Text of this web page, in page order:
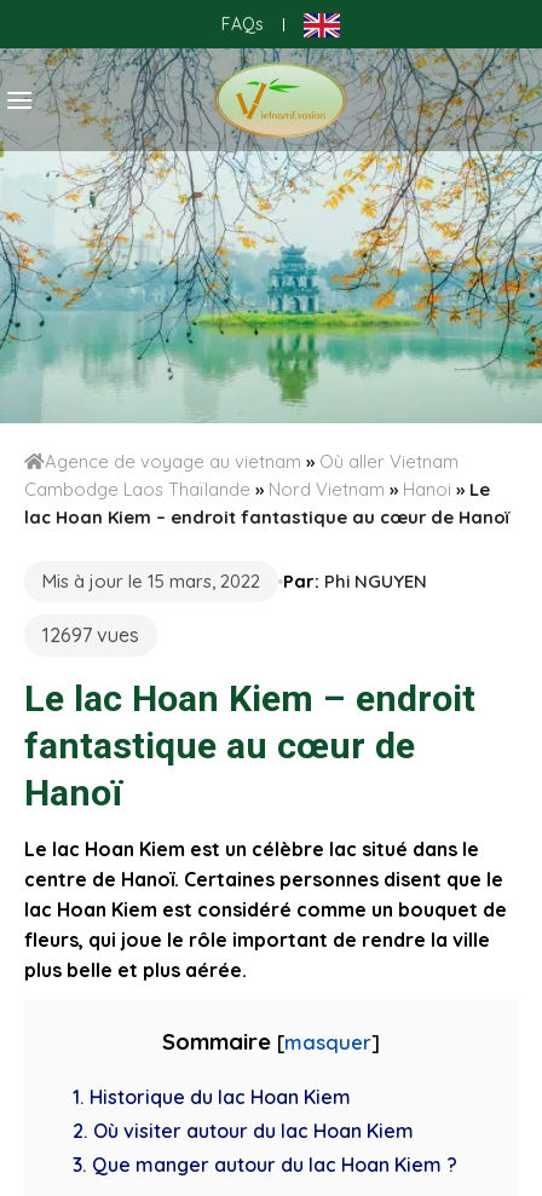
to
content
FAQs |
Agence de voyage au vietnam » Où aller Vietnam
Cambodge Laos Thaïlande » Nord Vietnam » Hanoi » Le
lac Hoan Kiem – endroit fantastique au cœur de Hanoï
Mis à jour le 15 mars, 2022 Par: Phi NGUYEN
12697 vues
Le lac Hoan Kiem – endroit
fantastique au cœur de
Hanoï
Le lac Hoan Kiem est un célèbre lac situé dans le
centre de Hanoï. Certaines personnes disent que le
lac Hoan Kiem est considéré comme un bouquet de
fleurs, qui joue le rôle important de rendre la ville
plus belle et plus aérée.
Sommaire [masquer]
1. Historique du lac Hoan Kiem
2. Où visiter autour du lac Hoan Kiem
3. Que manger autour du lac Hoan Kiem ?